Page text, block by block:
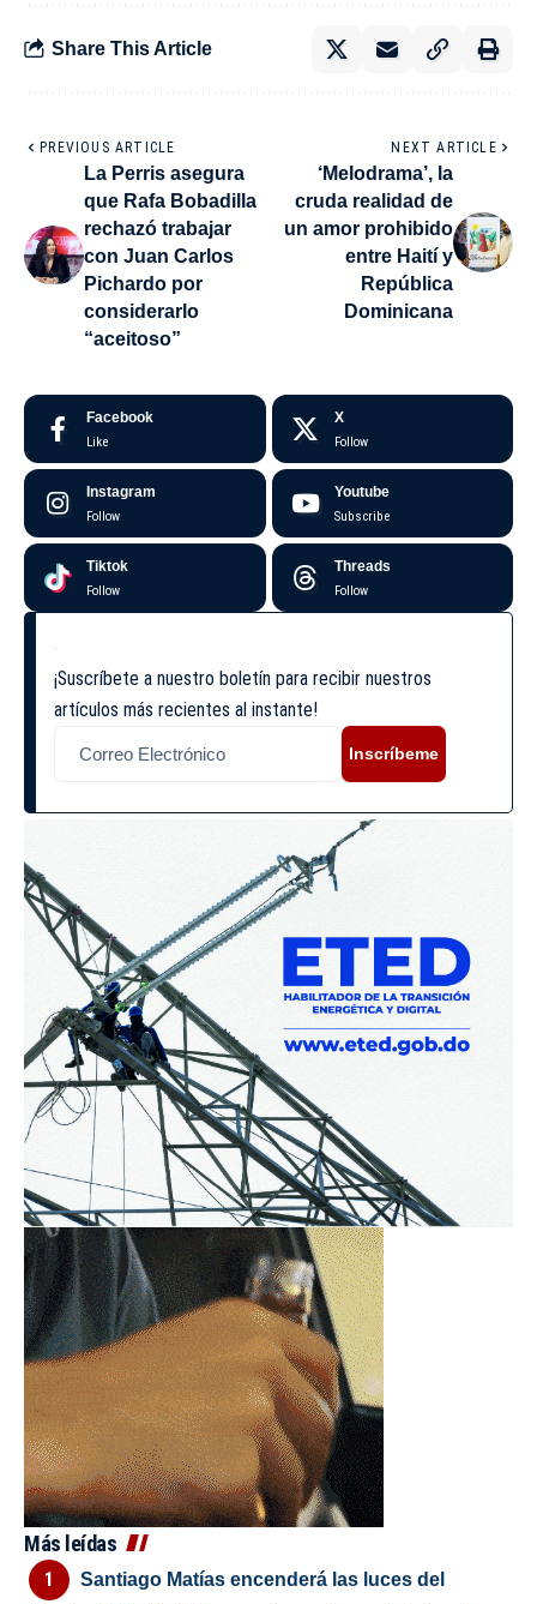
Share This Article
PREVIOUS ARTICLE
La Perris asegura
que Rafa Bobadilla
rechazó trabajar
con Juan Carlos
Pichardo por
considerarlo
“aceitoso”
NEXT ARTICLE
‘Melodrama’, la
cruda realidad de
un amor prohibido
entre Haití y
República
Dominicana
Facebook
Like
X
Follow
Instagram
Follow
Youtube
Subscribe
Tiktok
Follow
Threads
Follow
¡Suscríbete a nuestro boletín para recibir nuestros
artículos más recientes al instante!
Inscríbeme
Más leídas
Santiago Matías encenderá las luces del